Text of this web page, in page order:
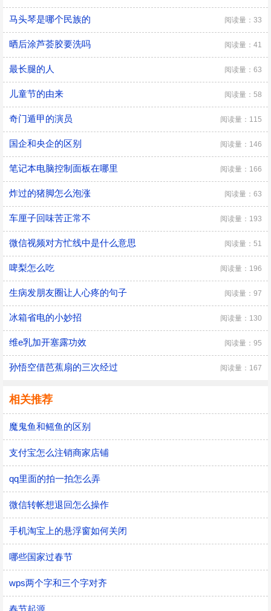
马头琴是哪个民族的 阅读量：33
晒后涂芦荟胶要洗吗 阅读量：41
最长腿的人 阅读量：63
儿童节的由来 阅读量：58
奇门遁甲的演员 阅读量：115
国企和央企的区别 阅读量：146
笔记本电脑控制面板在哪里 阅读量：166
炸过的猪脚怎么泡涨 阅读量：63
车厘子回味苦正常不 阅读量：193
微信视频对方忙线中是什么意思 阅读量：51
啤梨怎么吃 阅读量：196
生病发朋友圈让人心疼的句子 阅读量：97
冰箱省电的小妙招 阅读量：130
维e乳加开塞露功效 阅读量：95
孙悟空借芭蕉扇的三次经过 阅读量：167
相关推荐
魔鬼鱼和鳐鱼的区别
支付宝怎么注销商家店铺
qq里面的拍一拍怎么弄
微信转帐想退回怎么操作
手机淘宝上的悬浮窗如何关闭
哪些国家过春节
wps两个字和三个字对齐
春节起源